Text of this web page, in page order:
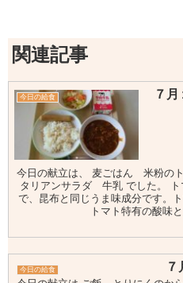
関連記事
今日の給食 ７
今日の献立は、 麦ごはん 米粉の
タリアンサラダ 牛乳 でした。 ト
で、昆布と同じうま味成分です。
トマト特有の酸味
今日の給食